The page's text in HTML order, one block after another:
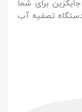
برای شما
دستگاه تصفیه آب